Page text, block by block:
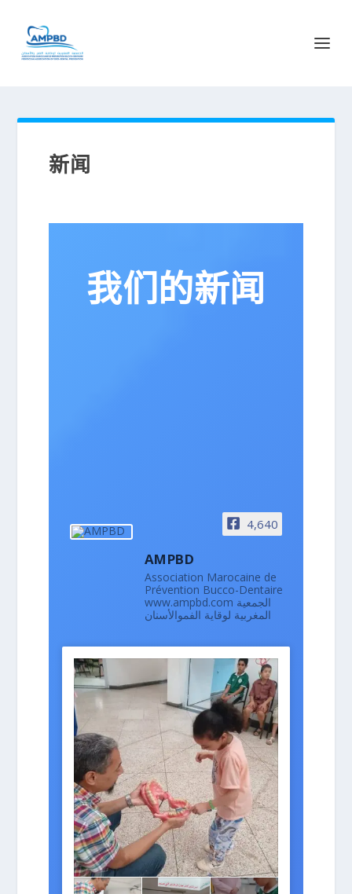
新闻
我们的新闻
4,640
AMPBD
Association Marocaine de
Prévention Bucco-Dentaire
www.ampbd.com الجمعية
المغربية لوقاية الفموالأسنان